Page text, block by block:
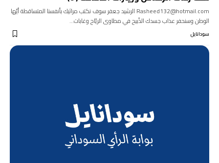
Rasheed132@hotmail.com الرشيد جعفر سوف نكتب مراثيك بأنفسنا المتساقطة أيّها
الوطن وسنحفر عذاب جسدك الذّبيح في مطاوى الريّاح وغابات…
سودانايل